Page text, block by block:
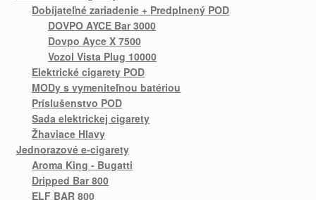
Dobíjateľné zariadenie + Predplnený POD
DOVPO AYCE Bar 3000
Dovpo Ayce X 7500
Vozol Vista Plug 10000
Elektrické cigarety POD
MODy s vymeniteľnou batériou
Príslušenstvo POD
Sada elektrickej cigarety
Žhaviace Hlavy
Jednorazové e-cigarety
Aroma King - Bugatti
Dripped Bar 800
ELF BAR 800